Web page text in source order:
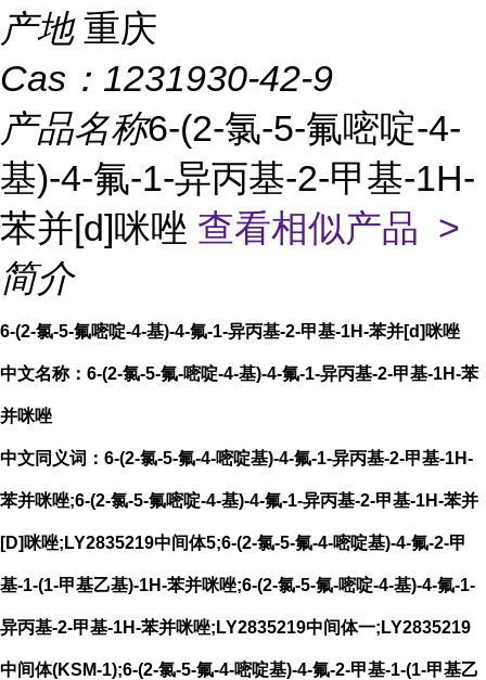
产地 重庆
Cas： 1231930-42-9
产品名称6-(2-氯-5-氟嘧啶-4-
基)-4-氟-1-异丙基-2-甲基-1H-
苯并[d]咪唑 查看相似产品 >
简介
6-(2-氯-5-氟嘧啶-4-基)-4-氟-1-异丙基-2-甲基-1H-苯并[d]咪唑
中文名称：6-(2-氯-5-氟-嘧啶-4-基)-4-氟-1-异丙基-2-甲基-1H-苯
并咪唑
中文同义词：6-(2-氯-5-氟-4-嘧啶基)-4-氟-1-异丙基-2-甲基-1H-
苯并咪唑;6-(2-氯-5-氟嘧啶-4-基)-4-氟-1-异丙基-2-甲基-1H-苯并
[D]咪唑;LY2835219中间体5;6-(2-氯-5-氟-4-嘧啶基)-4-氟-2-甲
基-1-(1-甲基乙基)-1H-苯并咪唑;6-(2-氯-5-氟-嘧啶-4-基)-4-氟-1-
异丙基-2-甲基-1H-苯并咪唑;LY2835219中间体一;LY2835219
中间体(KSM-1);6-(2-氯-5-氟-4-嘧啶基)-4-氟-2-甲基-1-(1-甲基乙